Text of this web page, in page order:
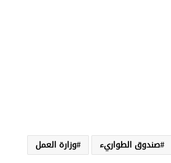
صندوق الطواريء وزارة العمل